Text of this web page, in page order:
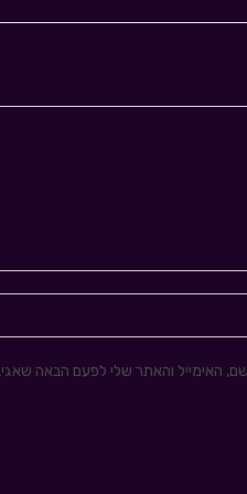
האימייל והאתר שלי לפעם הבאה